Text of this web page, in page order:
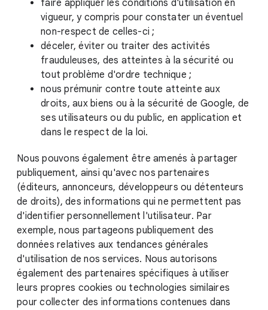
faire appliquer les conditions d'utilisation en
vigueur, y compris pour constater un éventuel
non-respect de celles-ci ;
déceler, éviter ou traiter des activités
frauduleuses, des atteintes à la sécurité ou
tout problème d'ordre technique ;
nous prémunir contre toute atteinte aux
droits, aux biens ou à la sécurité de Google, de
ses utilisateurs ou du public, en application et
dans le respect de la loi.
Nous pouvons également être amenés à partager
publiquement, ainsi qu'avec nos partenaires
(éditeurs, annonceurs, développeurs ou détenteurs
de droits), des informations qui ne permettent pas
d'identifier personnellement l'utilisateur. Par
exemple, nous partageons publiquement des
données relatives aux tendances générales
d'utilisation de nos services. Nous autorisons
également des partenaires spécifiques à utiliser
leurs propres cookies ou technologies similaires
pour collecter des informations contenues dans